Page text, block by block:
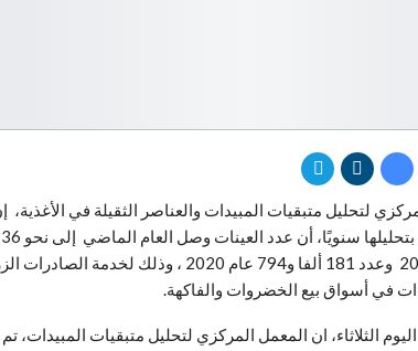
لتحليل متبقيات المبيدات والعناصر الثقيلة في الأغذية،
بإجمالي عينات بلغ 282 ألفا و 761 عام 2021 وعدد 181 ألفا و794 عام
في أسواق بيع الخضروات والفاكهة.
الثلاثاء، ان المعمل المركزي لتحليل متبقيات المبيدات، تم